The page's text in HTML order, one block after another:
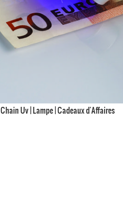
Chain Uv | Lampe | Cadeaux d'Affaires